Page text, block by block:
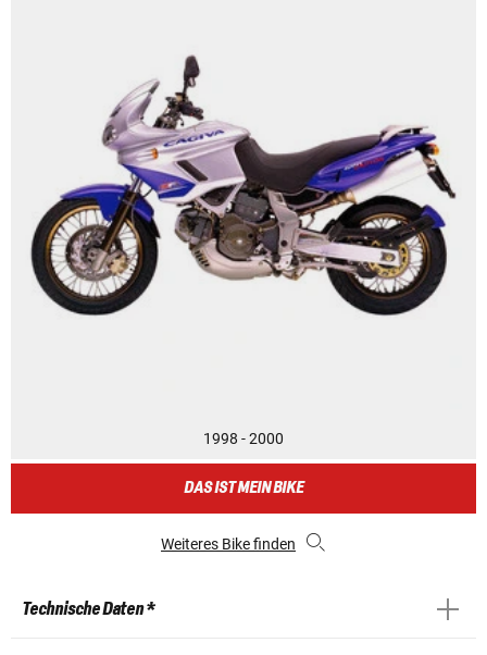
1998 - 2000
DAS IST MEIN BIKE
Weiteres Bike finden
Technische Daten *